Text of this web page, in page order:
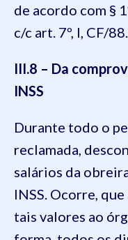
de acordo com §
c/c art. 7º, I, CF/88.
III.8 – Da
INSS
Durante todo o
reclamada,
salários da
INSS. Ocorre,
tais valores ao